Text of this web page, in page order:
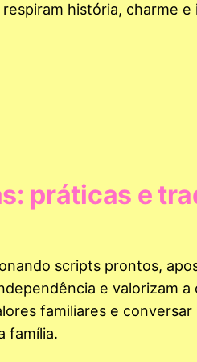
história, charme e
práticas e
scripts prontos,
e valorizam
familiares e
família.